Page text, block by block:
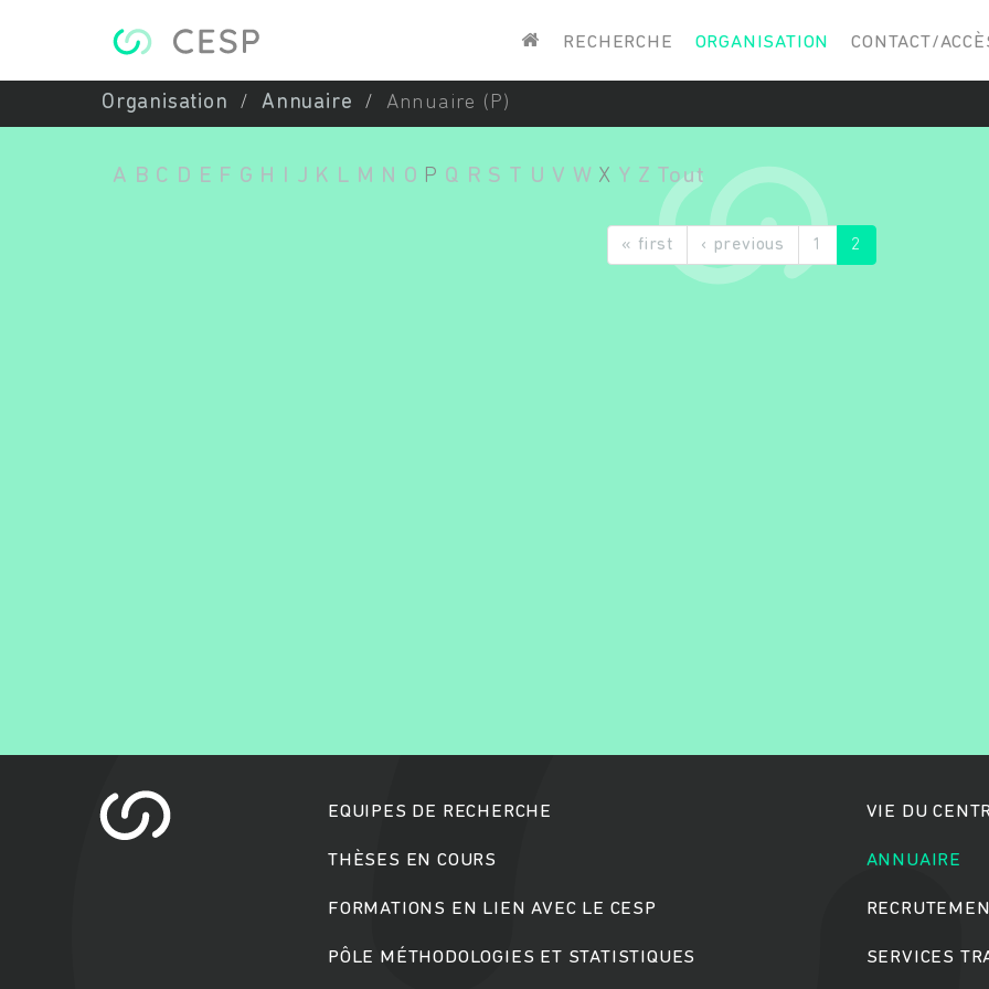
RECHERCHE ORGANISATION CONTACT/
Organisation Annuaire Annuaire (P)
A B C D E F G H J K L M N O P Q R S T U V W X Y Z Tout
« first ‹ previous 1 2
EQUIPES DE RECHERCHE
THÈSES EN COURS
FORMATIONS EN LIEN AVEC LE CESP
PÔLE MÉTHODOLOGIES ET STATISTIQUES
VIE DU
ANNUAIRE
SERVICES